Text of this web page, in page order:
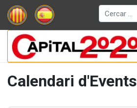
Cerca
Calendari d'Events